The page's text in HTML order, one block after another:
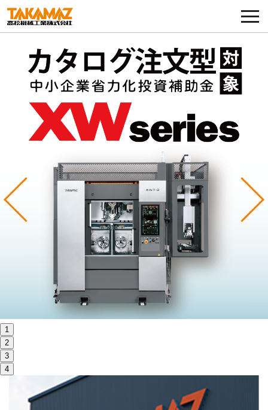
各種お問い合わせ・部品注文
採用に関してはこちらから
企業情報
展示会・イベント
コラム
製品ラインナップ
サステナビリティ
お問い合わせ
Previous
1
2
3
4